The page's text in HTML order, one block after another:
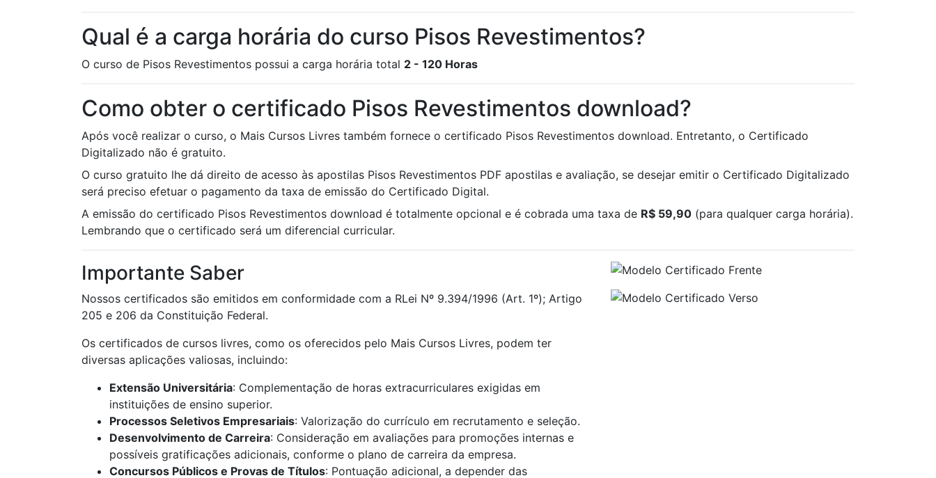
Qual é a carga horária do curso Pisos Revestimentos?
O curso de Pisos Revestimentos possui a carga horária total 2 - 120 Horas
Como obter o certificado Pisos Revestimentos download?
Após você realizar o curso, o Mais Cursos Livres também fornece o certificado Pisos Revestimentos download. Entretanto, o Certificado
Digitalizado não é gratuito.
O curso gratuito lhe dá direito de acesso às apostilas Pisos Revestimentos PDF apostilas e avaliação, se desejar emitir o Certificado Digitalizado
será preciso efetuar o pagamento da taxa de emissão do Certificado Digital.
A emissão do certificado Pisos Revestimentos download é totalmente opcional e é cobrada uma taxa de R$ 59,90 (para qualquer carga horária).
Lembrando que o certificado será um diferencial curricular.
Importante Saber
Nossos certificados são emitidos em conformidade com a RLei Nº 9.394/1996 (Art. 1º); Artigo
205 e 206 da Constituição Federal.
Os certificados de cursos livres, como os oferecidos pelo Mais Cursos Livres, podem ter
diversas aplicações valiosas, incluindo:
Extensão Universitária: Complementação de horas extracurriculares exigidas em
instituições de ensino superior.
Processos Seletivos Empresariais: Valorização do currículo em recrutamento e seleção.
Desenvolvimento de Carreira: Consideração em avaliações para promoções internas e
possíveis gratificações adicionais, conforme o plano de carreira da empresa.
Concursos Públicos e Provas de Títulos: Pontuação adicional, a depender das